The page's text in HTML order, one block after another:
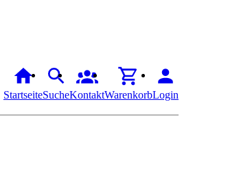
StartseiteSucheKontaktWarenkorbLogin